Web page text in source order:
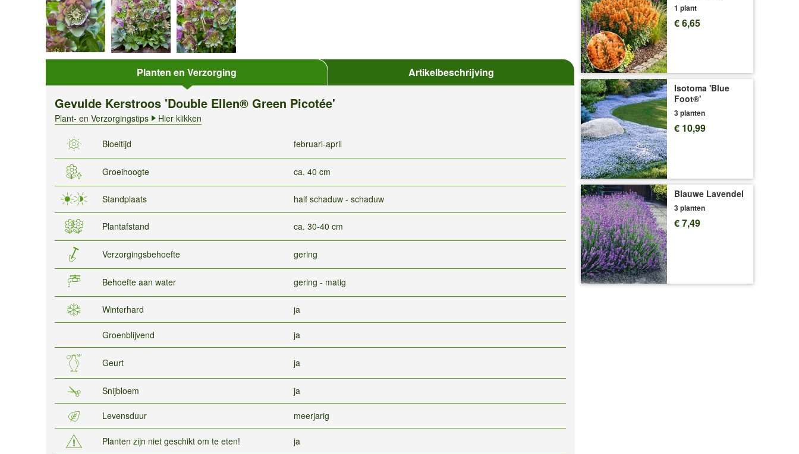
Planten en Verzorging Artikelbeschrijving
Gevulde Kerstroos 'Double Ellen® Green Picotée'
Plant- en Verzorgingstips Hier klikken
Bloeitijd februari-april
Groeihoogte ca. 40 cm
Standplaats half schaduw - schaduw
Plantafstand ca. 30-40 cm
Verzorgingsbehoefte gering
Behoefte aan water gering - matig
Winterhard ja
Groenblijvend ja
Geurt ja
Snijbloem ja
Levensduur meerjarig
Planten zijn niet geschikt om te eten! ja
1 plant
€ 6,65
Isotoma 'Blue
Foot®'
3 planten
€ 10,99
Blauwe Lavendel
3 planten
€ 7,49